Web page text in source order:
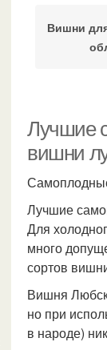
Вишни
Лучшие
вишни
Лучшие
Для
много
сортов
Вишня
но при
в народе)